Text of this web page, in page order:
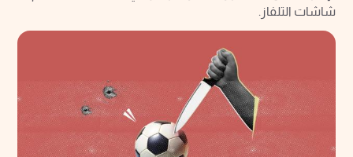
شاشات التلفاز.